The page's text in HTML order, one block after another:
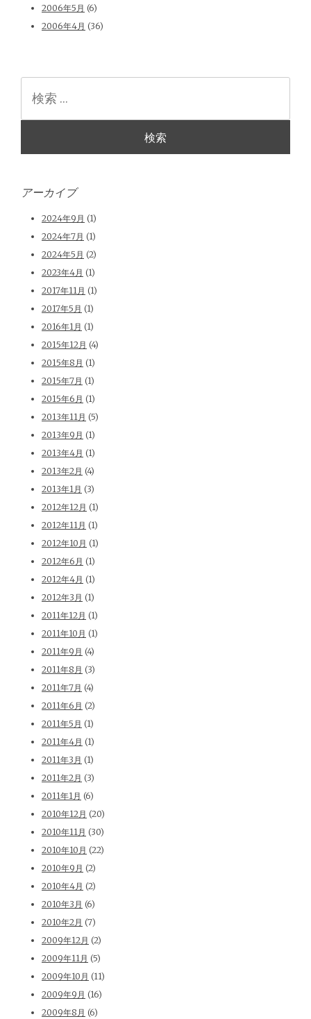
2006年5月 (6)
2006年4月 (36)
アーカイブ
2024年9月 (1)
2024年7月 (1)
2024年5月 (2)
2023年4月 (1)
2017年11月 (1)
2017年5月 (1)
2016年1月 (1)
2015年12月 (4)
2015年8月 (1)
2015年7月 (1)
2015年6月 (1)
2013年11月 (5)
2013年9月 (1)
2013年4月 (1)
2013年2月 (4)
2013年1月 (3)
2012年12月 (1)
2012年11月 (1)
2012年10月 (1)
2012年6月 (1)
2012年4月 (1)
2012年3月 (1)
2011年12月 (1)
2011年10月 (1)
2011年9月 (4)
2011年8月 (3)
2011年7月 (4)
2011年6月 (2)
2011年5月 (1)
2011年4月 (1)
2011年3月 (1)
2011年2月 (3)
2011年1月 (6)
2010年12月 (20)
2010年11月 (30)
2010年10月 (22)
2010年9月 (2)
2010年4月 (2)
2010年3月 (6)
2010年2月 (7)
2009年12月 (2)
2009年11月 (5)
2009年10月 (11)
2009年9月 (16)
2009年8月 (6)